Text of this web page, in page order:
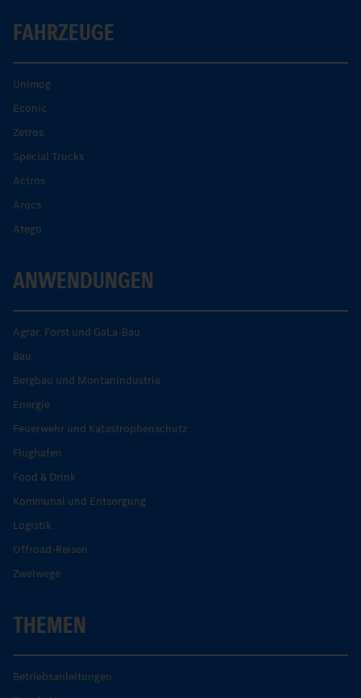
FAHRZEUGE
Unimog
Econic
Zetros
Special Trucks
Actros
Arocs
Atego
ANWENDUNGEN
Agrar, Forst und GaLa-Bau
Bau
Bergbau und Montanindustrie
Energie
Feuerwehr und Katastrophenschutz
Flughafen
Food & Drink
Kommunal und Entsorgung
Logistik
Offroad-Reisen
Zweiwege
THEMEN
Betriebsanleitungen